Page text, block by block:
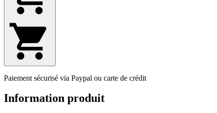
Paiement sécurisé via Paypal ou carte de crédit
Information produit